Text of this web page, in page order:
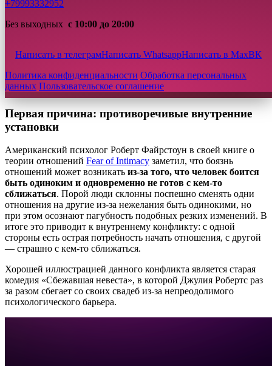
+79993332952
Без выходных с 10:00 до 20:00
Написать в телеграмНаписать WhatsappНаписать в MaxВК
Политика конфиденциальности Обработка персональных
данных Пользовательское соглашение
стереотипы только добавляют давления. Тут важно понимать:
пока не разберешься, откуда этот страх, он будет преследовать.
Причины возникновения боязни
отношений
Первая причина: противоречивые внутренние
установки
Американский психолог Роберт Файрстоун в своей книге о
теории отношений Fear of Intimacy заметил, что боязнь
отношений может возникать из-за того, что человек боится
быть одиноким и одновременно не готов с кем-то
сближаться. Порой люди склонны поспешно сменять одни
отношения на другие из-за нежелания быть одинокими, но
при этом осознают пагубность подобных резких изменений. В
итоге это приводит к внутреннему конфликту: с одной
стороны есть острая потребность начать отношения, с другой
— страшно с кем-то сближаться.
Хорошей иллюстрацией данного конфликта является старая
комедия «Сбежавшая невеста», в которой Джулия Робертс раз
за разом сбегает со своих свадеб из-за непреодолимого
психологического барьера.